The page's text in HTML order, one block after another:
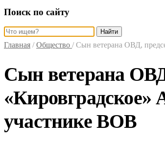
Поиск по сайту
Найти
Главная / Общество / Сын ветерана ОВД,
Сын ветерана
«Кировградское»
участнике ВОВ